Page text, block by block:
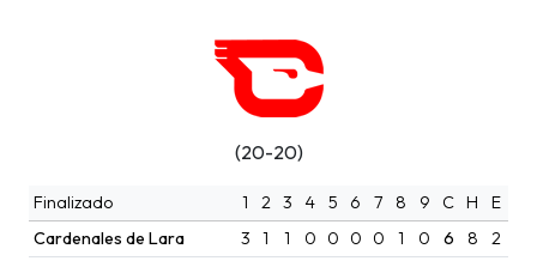
(20-20)
Finalizado 1 2 3 4 5 6 7 8 9 C H
E
Cardenales de Lara
3 1 1 0 0 0 0 1 0 6 8
2